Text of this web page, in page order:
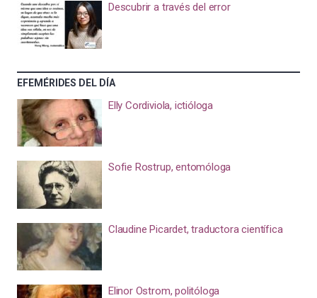
Descubrir a través del error
EFEMÉRIDES DEL DÍA
Elly Cordiviola, ictióloga
Sofie Rostrup, entomóloga
Claudine Picardet, traductora científica
Elinor Ostrom, politóloga